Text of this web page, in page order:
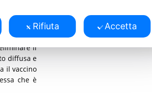
a quello
–
il
diffusa e
il vaccino
che è
Rifiuta Accetta